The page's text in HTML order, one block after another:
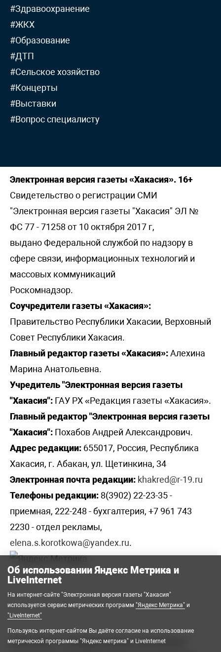
#Здравоохранение
#ЖКХ
#Образование
#ДТП
#Сельское хозяйство
#Концерты
#Выставки
#Вопрос специалисту
Электронная версия газеты «Хакасия». 16+
Свидетельство о регистрации СМИ
"Электронная версия газеты "Хакасия" ЭЛ №
ФС 77 - 71258 от 10 октября 2017 г,
выдано Федеральной службой по надзору в
сфере связи, информационных технологий и
массовых коммуникаций
Роскомнадзор.
Соучредители газеты «Хакасия»:
Правительство Республики Хакасии, Верховный
Совет Республики Хакасия.
Главный редактор газеты «Хакасия»:Алехина
Марина Анатольевна.
Учредитель "Электронная версия газеты
"Хакасия": ГАУ РХ «Редакция газеты «Хакасия».
Главный редактор "Электронная версия газеты
"Хакасия": Похабов Андрей Александрович.
Адрес редакции: 655017, Россия, Республика
Хакасия, г. Абакан, ул. Щетинкина, 34
Электронная почта редакции: khakred@r-19.ru
Телефоны редакции: 8(3902) 22-23-35 -
приемная, 222-248 - бухгалтерия, +7 961 743
2230 - отдел рекламы,
elena.s.korotkowa@yandex.ru.
2008-2026 © Государственное автономное
Об использовании Яндекс Метрика и
LiveInternet
На интернет-сайте "Электронная версия газеты "Хакасия"
используется сервис метрических программ "Яндекс Метрика" и
"LiveInternet"
Пользуясь интернет-сайтом Вы даёте согласие на использование
метрической программы "Яндекс метрика" и LiveInternet